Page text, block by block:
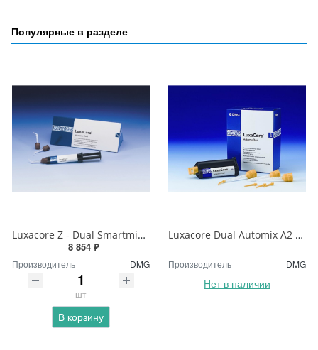
Популярные в разделе
Luxacore Z - Dual Smartmix Люксакор
8 854 ₽
Производитель DMG
шт
В корзину
Luxacore Dual Automix A2 Люксакор А2
Производитель DMG
Нет в наличии